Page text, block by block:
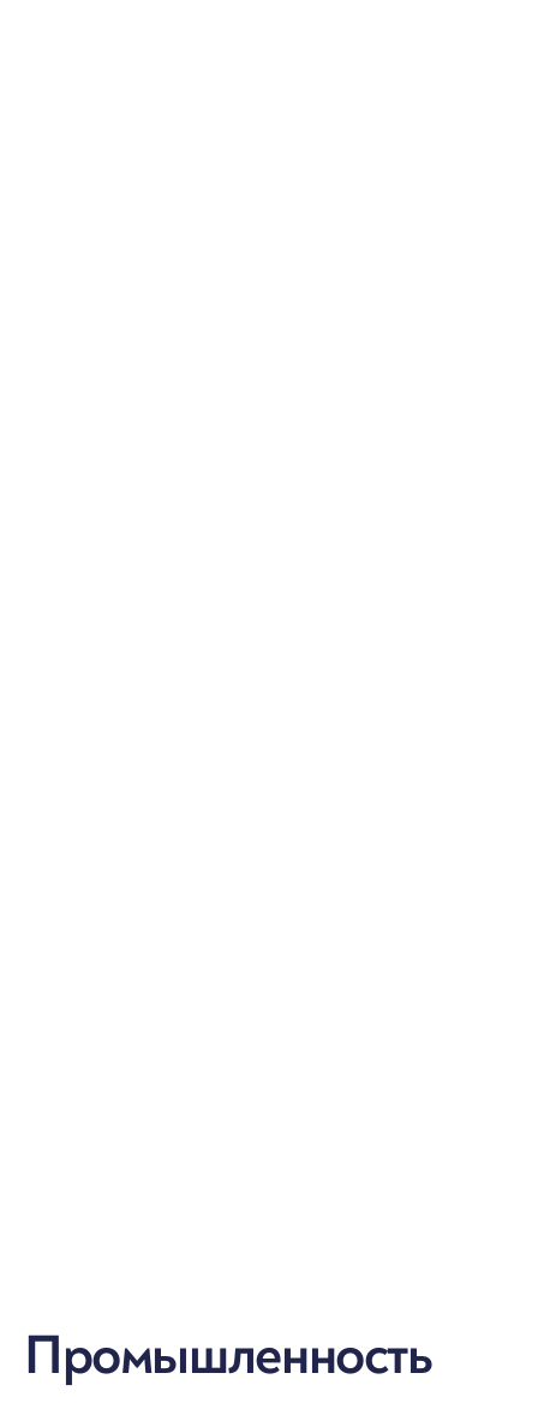
Промышленность